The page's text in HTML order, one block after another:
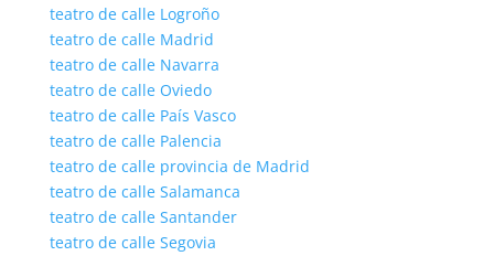
teatro de calle Logroño
teatro de calle Madrid
teatro de calle Navarra
teatro de calle Oviedo
teatro de calle País Vasco
teatro de calle Palencia
teatro de calle provincia de Madrid
teatro de calle Salamanca
teatro de calle Santander
teatro de calle Segovia